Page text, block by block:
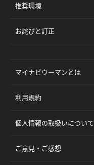
推奨環境
お詫びと訂正
マイナビウーマンとは
利用規約
個人情報の取扱いについて
ご意見・ご感想